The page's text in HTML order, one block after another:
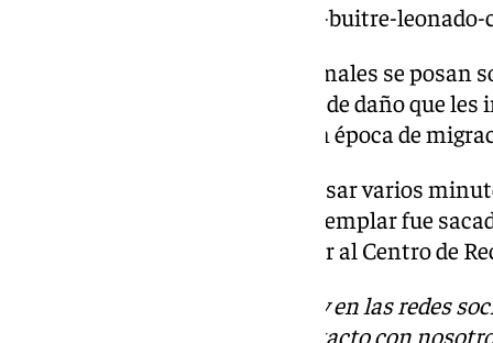
https://www.101tv.es/rescatan-buitre-
En otros casos, este tipo de animales se posan
desorientación o por algún tipo de daño que
de situaciones más comunes en época de
En aquella ocasión, y a pesar pasar varios
culminó con un final feliz y el ejemplar fue
Policía para su entrega posterior al Centro de
Descubre más noticias de 101Tv en las redes
. Puedes ponerte en contacto con